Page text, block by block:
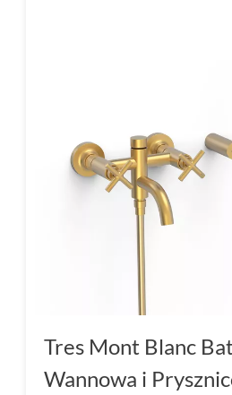
Praktyczne
jeszcze bardziej
łatwe w montażu i
osób ceniących sobie
Tres baterie -
Marka Tres od lat
jakość z nowoczesnym
tego, jak innowacyjne
Tres Mont Blanc
Wannowa i